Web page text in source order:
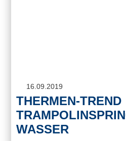
16.09.2019
THERMEN-TREND
WASSER